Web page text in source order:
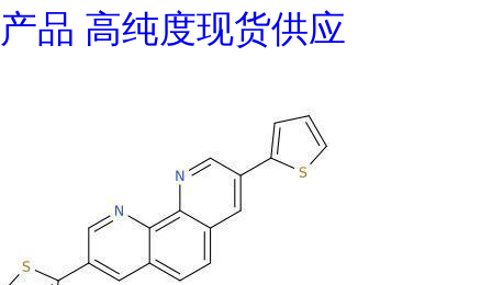
产品 高纯度现货供应